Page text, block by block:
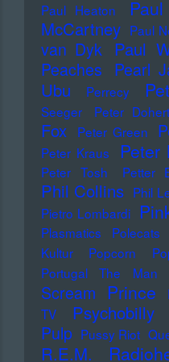
Paul Heaton
McCartney Paul
van Dyk Paul
Peaches Pearl
Ubu
Perrecy
Seeger
Peter
Fox
Peter Green
Peter Kraus
Peter
Peter Tosh
Petter
Phil Collins Phil
Pietro Lombardi
Plasmatics
Polecats
Kultur
Popcorn
Portugal The Man
Scream
Prince
TV
Psychobilly
Pulp Pussy Riot
R.E.M.